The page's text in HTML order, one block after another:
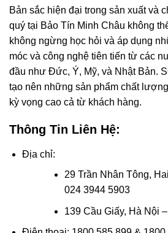
Bản sắc hiện đại trong sản xuất và
quý tại Bảo Tín Minh Châu không
không ngừng học hỏi và áp dụng
móc và công nghệ tiên tiến từ các
đầu như Đức, Ý, Mỹ, và Nhật Bản.
tạo nên những sản phẩm chất
kỳ vọng cao cả từ khách hàng.
Thông Tin Liên Hệ:
Địa chỉ:
29 Trần Nhân Tông,
024 3944 5903
139 Cầu Giấy, Hà Nội